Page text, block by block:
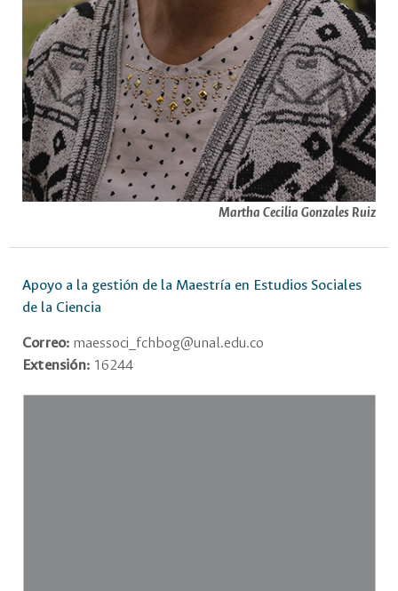
Martha Cecilia Gonzales Ruiz
Apoyo a la gestión de la Maestría en Estudios Sociales
de la Ciencia
Correo: maessoci_fchbog@unal.edu.co
Extensión: 16244